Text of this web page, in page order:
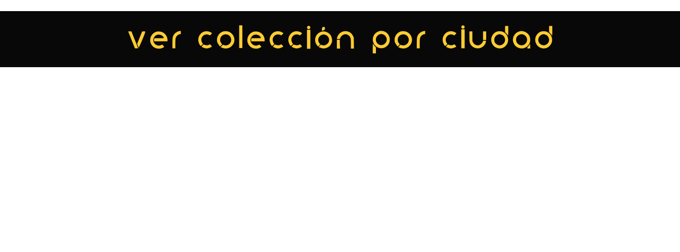
ver colección por ciudad